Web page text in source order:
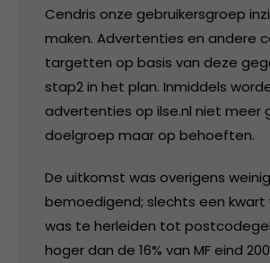
Cendris onze gebruikersgroep
maken. Advertenties en andere
targetten op basis van deze
stap2 in het plan. Inmiddels
advertenties op ilse.nl niet meer
doelgroep maar op behoeften.
De uitkomst was overigens weinig
bemoedigend; slechts een kwart
was te herleiden tot
hoger dan de 16% van MF eind